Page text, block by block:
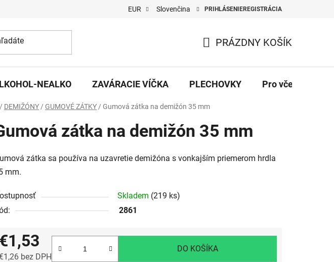
EUR Slovenčina PRIHLÁSENIEREGISTRÁCIA
KOŠÍK
PRÁZDNY KOŠÍK
NEALKO ZAVÁRACIE VÍČKA PLECHOVKY Pro včelaře
Domov
/ DEMIŽÓNY / GUMOVÉ ZÁTKY / Gumová zátka na demižón 35 mm
zátka na demižón 35 mm
zátka sa používa na uzavretie demižóna s vonkajším priemerom hrdla
mm.
Skladem (219 ks)
2861
€1,53
bez DPH
DO KOŠÍKA